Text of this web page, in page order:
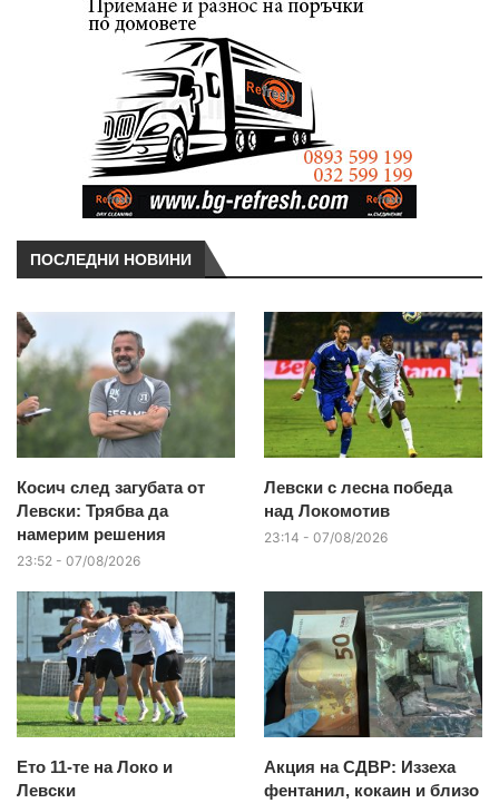
ПОСЛЕДНИ НОВИНИ
Косич след загубата от
Левски: Трябва да
намерим решения
23:52 - 07/08/2026
Левски с лесна победа
над Локомотив
23:14 - 07/08/2026
Ето 11-те на Локо и
Левски
Акция на СДВР: Иззеха
фентанил, кокаин и близо